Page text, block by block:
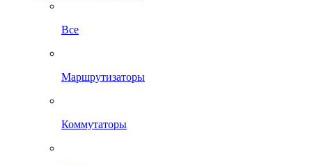
Все
Маршрутизаторы
Коммутаторы